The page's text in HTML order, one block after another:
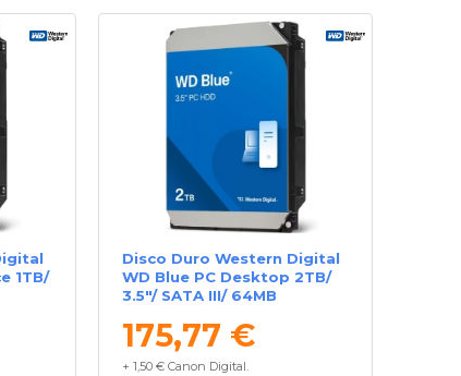
1TB/
Disco Duro Western Digital
WD Blue PC Desktop 2TB/
3.5"/ SATA III/ 64MB
175,77 €
+ 1,50 € Canon Digital.